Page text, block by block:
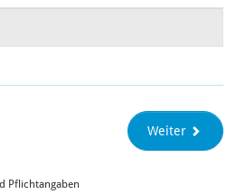
Weiter
Pflichtangaben